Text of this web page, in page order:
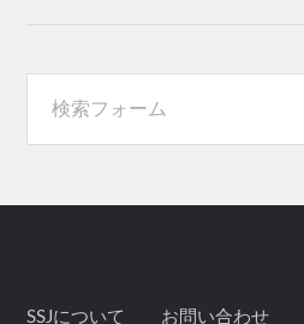
SSJについて お問い合わせ